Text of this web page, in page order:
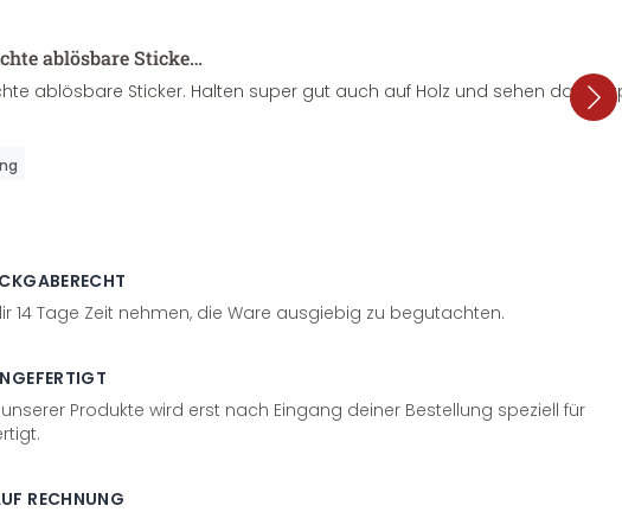
ablösbare Sticke…
ablösbare Sticker. Halten super gut auch auf Holz und sehen dazu
14 Tage Zeit nehmen, die Ware ausgiebig zu begutachten.
Produkte wird erst nach Eingang deiner Bestellung speziell für
RECHNUNG